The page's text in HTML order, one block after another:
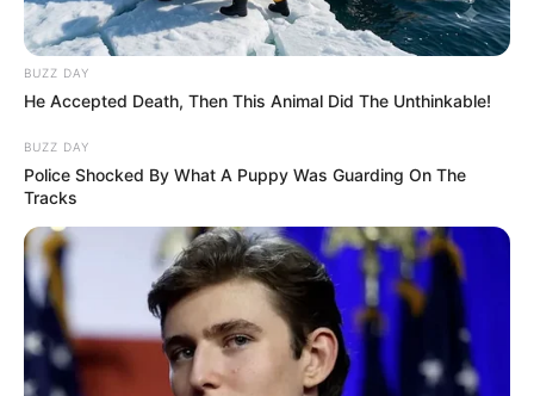
BUZZ DAY
He Accepted Death, Then This Animal Did The Unthinkable!
BUZZ DAY
Police Shocked By What A Puppy Was Guarding On The
Tracks